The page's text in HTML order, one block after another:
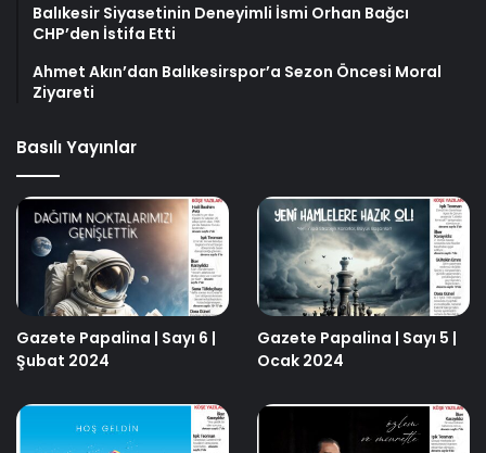
Balıkesir Siyasetinin Deneyimli İsmi Orhan Bağcı
CHP’den İstifa Etti
Ahmet Akın’dan Balıkesirspor’a Sezon Öncesi Moral
Ziyareti
Basılı Yayınlar
Gazete Papalina | Sayı 6 |
Şubat 2024
Gazete Papalina | Sayı 5 |
Ocak 2024